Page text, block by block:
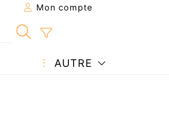
Mon compte
AUTRE